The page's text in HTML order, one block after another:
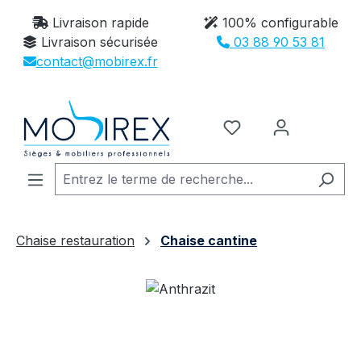
Passer au contenu principal
Livraison rapide
100% configurable
Livraison sécurisée
03 88 90 53 81
contact@mobirex.fr
Vous avez 0
Chaise restauration
Chaise cantine